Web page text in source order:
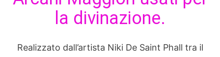
la divinazione.
Realizzato dall’artista Niki De Saint Phall tra il